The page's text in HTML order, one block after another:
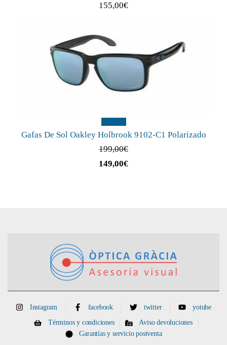
155,00€
Gafas De Sol Oakley Holbrook 9102-C1 Polarizado
199,00€
149,00€
Instagram facebook twitter
yotube
Términos y condiciones
Aviso devoluciones
Garantías y servicio postventa